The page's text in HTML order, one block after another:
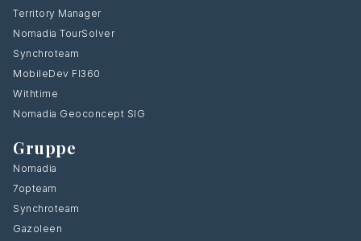
Territory Manager
Nomadia TourSolver
Synchroteam
MobileDev FI360
Withtime
Nomadia Geoconcept SIG
Gruppe
Nomadia
7opteam
Synchroteam
Gazoleen